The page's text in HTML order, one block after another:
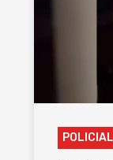
POLICIAL